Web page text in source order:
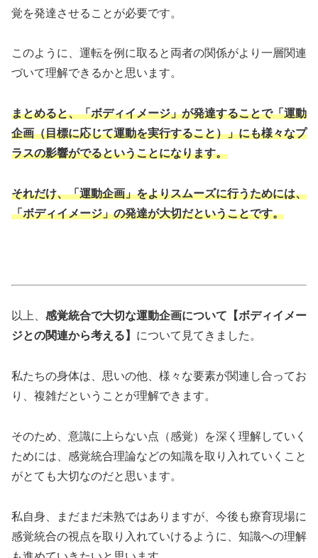
覚を発達させることが必要です。
このように、運転を例に取ると両者の関係がより一層関連
づいて理解できるかと思います。
まとめると、「ボディイメージ」が発達することで「運動
企画（目標に応じて運動を実行すること）」にも様々なプ
ラスの影響がでるということになります。
それだけ、「運動企画」をよりスムーズに行うためには、
「ボディイメージ」の発達が大切だということです。
以上、 感覚統合で大切な運動企画について【ボディイメー
ジとの関連から考える】 について見てきました。
私たちの身体は、思いの他、様々な要素が関連し合ってお
り、複雑だということが理解できます。
そのため、意識に上らない点（感覚）を深く理解していく
ためには、感覚統合理論などの知識を取り入れていくこと
がとても大切なのだと思います。
私自身、まだまだ未熟ではありますが、今後も療育現場に
感覚統合の視点を取り入れていけるように、知識への理解